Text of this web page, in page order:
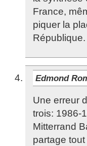
France,
piquer la
République.
Edmond
Une erreur
trois: 1986-
Mitterrand
partage